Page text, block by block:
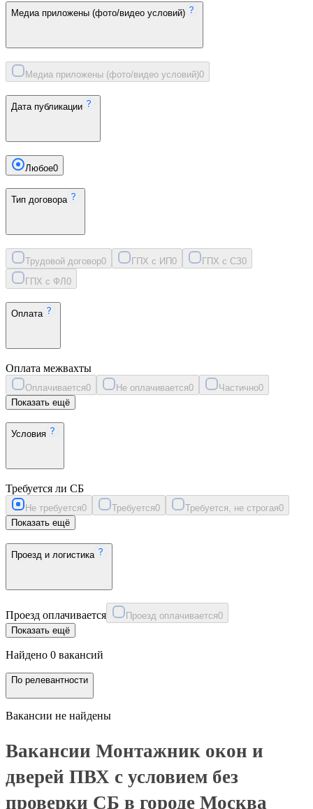
Медиа приложены (фото/видео условий)
Медиа приложены (фото/видео условий)0
Дата публикации
Любое0
Тип договора
Трудовой договор0 ГПХ с ИП0 ГПХ с СЗ0
ГПХ с ФЛ 0
Оплата
Оплата межвахты
Оплачивается0 Не оплачивается0 Частично0
Показать ещё
Условия
Требуется ли СБ
Не требуется0 Требуется0 Требуется, не строгая0
Показать ещё
Проезд и логистика
Проезд оплачивается Проезд оплачивается0
Показать ещё
Найдено 0 вакансий
По релевантности
Вакансии не найдены
Вакансии Монтажник окон и
дверей ПВХ с условием без
проверки СБ в городе Москва